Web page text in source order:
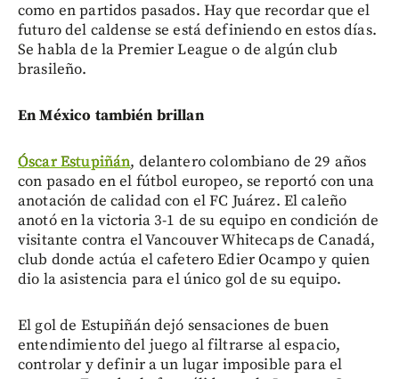
como en partidos pasados. Hay que recordar que el
futuro del caldense se está definiendo en estos días.
Se habla de la Premier League o de algún club
brasileño.
En México también brillan
Óscar Estupiñán, delantero colombiano de 29 años
con pasado en el fútbol europeo, se reportó con una
anotación de calidad con el FC Juárez. El caleño
anotó en la victoria 3-1 de su equipo en condición de
visitante contra el Vancouver Whitecaps de Canadá,
club donde actúa el cafetero Edier Ocampo y quien
dio la asistencia para el único gol de su equipo.
El gol de Estupiñán dejó sensaciones de buen
entendimiento del juego al filtrarse al espacio,
controlar y definir a un lugar imposible para el